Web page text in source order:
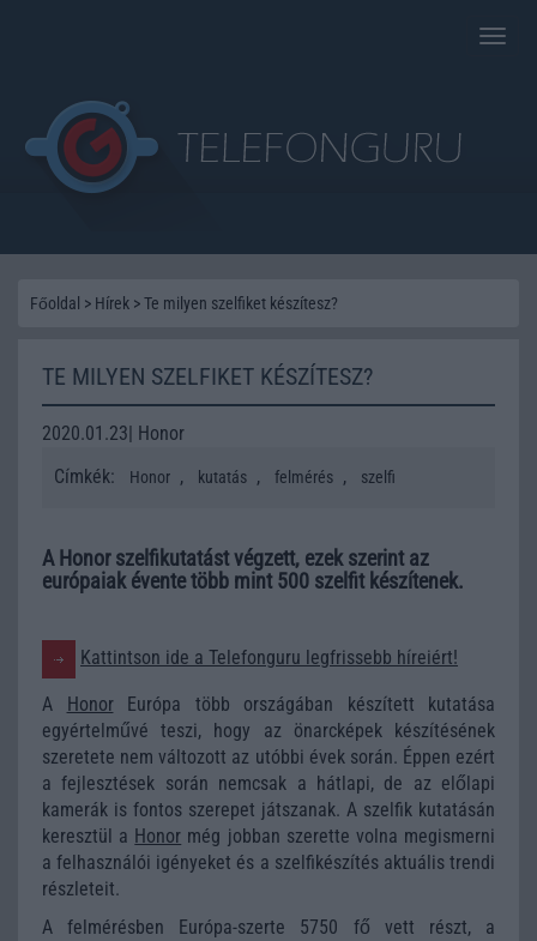
Toggle
Főoldal > Hírek >Te milyen szelfiket készítesz?
TE MILYEN SZELFIKET KÉSZÍTESZ?
2020.01.23| Honor
Címkék:
Honor , kutatás , felmérés , szelfi
A Honor szelfikutatást végzett, ezek szerint az
európaiak évente több mint 500 szelfit készítenek.
Kattintson ide a Telefonguru legfrissebb híreiért!
A HonorEurópa több országában készített kutatása
egyértelművé teszi, hogy az önarcképek készítésének
szeretete nem változott az utóbbi évek során. Éppen ezért
a fejlesztések során nemcsak a hátlapi, de az előlapi
kamerák is fontos szerepet játszanak. A szelfik kutatásán
keresztül a Honor még jobban szerette volna megismerni
a felhasználói igényeket és a szelfikészítés aktuális trendi
részleteit.
A felmérésben Európa-szerte 5750 fő vett részt, a